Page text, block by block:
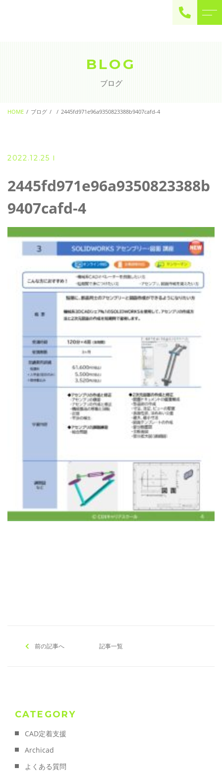
contact
BLOG
ブログ
HOME ブログ 2445fd971e96a9350823388b9407cafd-4
2022.12.25
2445fd971e96a9350823388b
9407cafd-4
前の記事へ 記事一覧
CATEGORY
CAD定着支援
Archicad
よくある質問